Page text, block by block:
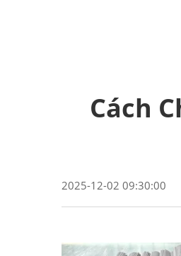
Cách
2025-12-02 09:30:00